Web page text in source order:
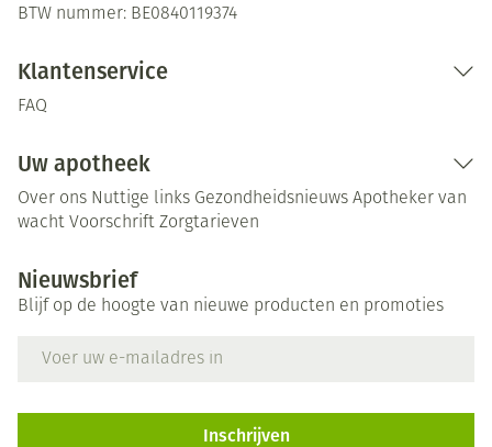
BTW nummer: BE0840119374
Klantenservice
FAQ
Uw apotheek
Over ons Nuttige links Gezondheidsnieuws Apotheker van
wacht Voorschrift Zorgtarieven
Nieuwsbrief
Blijf op de hoogte van nieuwe producten en promoties
Inschrijven